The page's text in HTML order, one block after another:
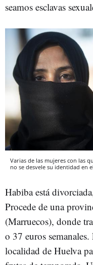
seamos esclavas
Varias de las mujeres con las
no se desvele su identidad en
Habiba está
Procede de una
(Marruecos), donde
o 37 euros
localidad de Huelva